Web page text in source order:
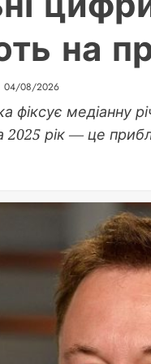
на
04/08/2026
фіксує медіанну
2025 рік — це